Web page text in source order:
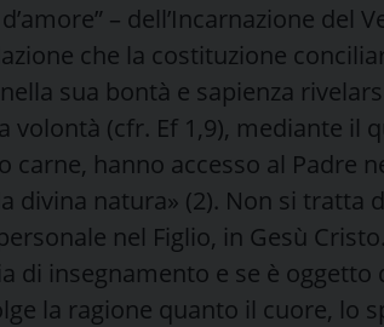
– dell’Incarnazione del
che la costituzione
sua bontà e sapienza
(cfr. Ef 1,9), mediante il
carne, hanno accesso al Padre
divina natura» (2). Non si tratta
nel Figlio, in Gesù
di insegnamento e se è oggetto
la ragione quanto il cuore, lo